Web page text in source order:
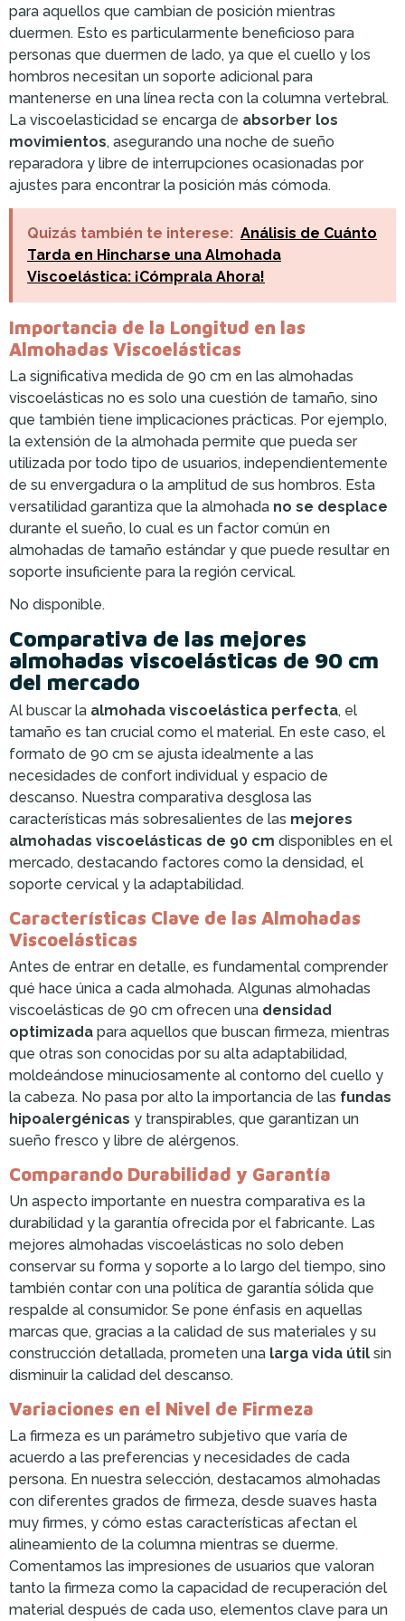
para aquellos que cambian de posición mientras
duermen. Esto es particularmente beneficioso para
personas que duermen de lado, ya que el cuello y los
hombros necesitan un soporte adicional para
mantenerse en una línea recta con la columna vertebral.
La viscoelasticidad se encarga de absorber los
movimientos, asegurando una noche de sueño
reparadora y libre de interrupciones ocasionadas por
ajustes para encontrar la posición más cómoda.
Quizás también te interese: Análisis de Cuánto
Tarda en Hincharse una Almohada
Viscoelástica: ¡Cómprala Ahora!
Importancia de la Longitud en las
Almohadas Viscoelásticas
La significativa medida de 90 cm en las almohadas
viscoelásticas no es solo una cuestión de tamaño, sino
que también tiene implicaciones prácticas. Por ejemplo,
la extensión de la almohada permite que pueda ser
utilizada por todo tipo de usuarios, independientemente
de su envergadura o la amplitud de sus hombros. Esta
versatilidad garantiza que la almohada no se desplace
durante el sueño, lo cual es un factor común en
almohadas de tamaño estándar y que puede resultar en
soporte insuficiente para la región cervical.
No disponible.
Comparativa de las mejores
almohadas viscoelásticas de 90 cm
del mercado
Al buscar la almohada viscoelástica perfecta, el
tamaño es tan crucial como el material. En este caso, el
formato de 90 cm se ajusta idealmente a las
necesidades de confort individual y espacio de
descanso. Nuestra comparativa desglosa las
características más sobresalientes de las mejores
almohadas viscoelásticas de 90 cm disponibles en el
mercado, destacando factores como la densidad, el
soporte cervical y la adaptabilidad.
Características Clave de las Almohadas
Viscoelásticas
Antes de entrar en detalle, es fundamental comprender
qué hace única a cada almohada. Algunas almohadas
viscoelásticas de 90 cm ofrecen una densidad
optimizada para aquellos que buscan firmeza, mientras
que otras son conocidas por su alta adaptabilidad,
moldeándose minuciosamente al contorno del cuello y
la cabeza. No pasa por alto la importancia de las fundas
hipoalergénicas y transpirables, que garantizan un
sueño fresco y libre de alérgenos.
Comparando Durabilidad y Garantía
Un aspecto importante en nuestra comparativa es la
durabilidad y la garantía ofrecida por el fabricante. Las
mejores almohadas viscoelásticas no solo deben
conservar su forma y soporte a lo largo del tiempo, sino
también contar con una política de garantía sólida que
respalde al consumidor. Se pone énfasis en aquellas
marcas que, gracias a la calidad de sus materiales y su
construcción detallada, prometen una larga vida útil sin
disminuir la calidad del descanso.
Variaciones en el Nivel de Firmeza
La firmeza es un parámetro subjetivo que varía de
acuerdo a las preferencias y necesidades de cada
persona. En nuestra selección, destacamos almohadas
con diferentes grados de firmeza, desde suaves hasta
muy firmes, y cómo estas características afectan el
alineamiento de la columna mientras se duerme.
Comentamos las impresiones de usuarios que valoran
tanto la firmeza como la capacidad de recuperación del
material después de cada uso, elementos clave para un